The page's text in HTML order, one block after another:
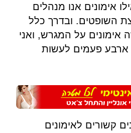
אימונים אנו מנהלים
השופטים. ובדרך כלל
אימונים על המגרש, ואני
ארבע פעמים לעשות
קשורים לאימונים